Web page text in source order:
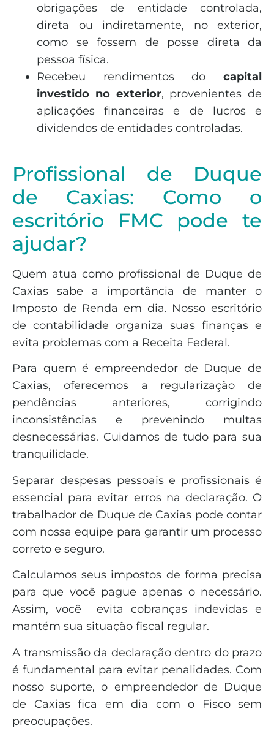
obrigações de entidade controlada,
direta ou indiretamente, no exterior,
como se fossem de posse direta da
pessoa física.
Recebeu rendimentos do capital
investido no exterior, provenientes de
aplicações financeiras e de lucros e
dividendos de entidades controladas.
Profissional de Duque
de Caxias: Como o
escritório FMC pode te
ajudar?
Quem atua como profissional de Duque de
Caxias sabe a importância de manter o
Imposto de Renda em dia. Nosso escritório
de contabilidade organiza suas finanças e
evita problemas com a Receita Federal.
Para quem é empreendedor de Duque de
Caxias, oferecemos a regularização de
pendências anteriores, corrigindo
inconsistências e prevenindo multas
desnecessárias. Cuidamos de tudo para sua
tranquilidade.
Separar despesas pessoais e profissionais é
essencial para evitar erros na declaração. O
trabalhador de Duque de Caxias pode contar
com nossa equipe para garantir um processo
correto e seguro.
Calculamos seus impostos de forma precisa
para que você pague apenas o necessário.
Assim, você evita cobranças indevidas e
mantém sua situação fiscal regular.
A transmissão da declaração dentro do prazo
é fundamental para evitar penalidades. Com
nosso suporte, o empreendedor de Duque
de Caxias fica em dia com o Fisco sem
preocupações.